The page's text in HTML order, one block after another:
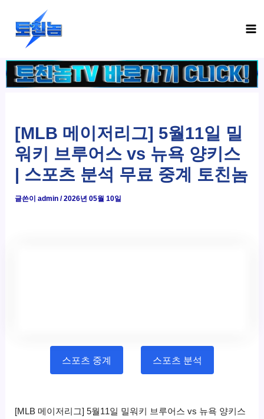
건
너
[MLB 메이저리그] 5월11일 밀
워키 브루어스 vs 뉴욕 양키스
| 스포츠 분석 무료 중계 토친놈
글쓴이admin/2026년 05월 10일
스포츠 중계 스포츠 분석
[MLB 메이저리그] 5월11일 밀워키 브루어스 vs 뉴욕 양키스